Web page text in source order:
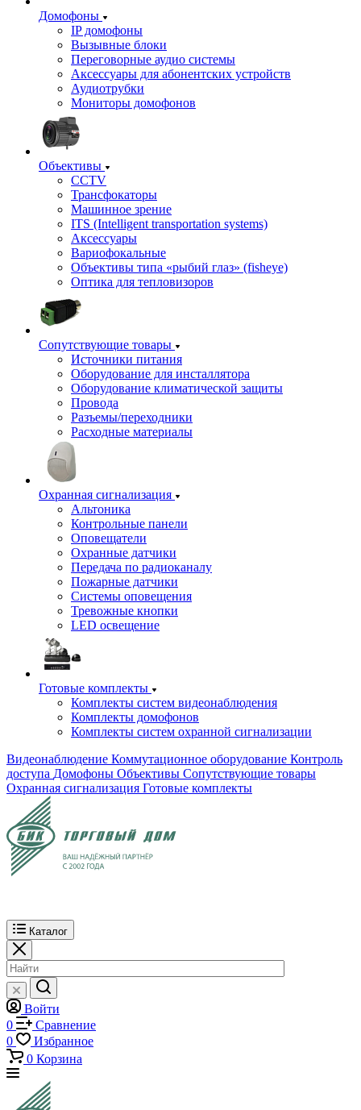
Домофоны
IP домофоны
Вызывные блоки
Переговорные аудио системы
Аксессуары для абонентских устройств
Аудиотрубки
Мониторы домофонов
Объективы
CCTV
Трансфокаторы
Машинное зрение
ITS (Intelligent transportation systems)
Аксессуары
Вариофокальные
Объективы типа «рыбий глаз» (fisheye)
Оптика для тепловизоров
Сопутствующие товары
Источники питания
Оборудование для инсталлятора
Оборудование климатической защиты
Провода
Разъемы/переходники
Расходные материалы
Охранная сигнализация
Альтоника
Контрольные панели
Оповещатели
Охранные датчики
Передача по радиоканалу
Пожарные датчики
Системы оповещения
Тревожные кнопки
LED освещение
Готовые комплекты
Комплекты систем видеонаблюдения
Комплекты домофонов
Комплекты систем охранной сигнализации
Видеонаблюдение Коммутационное оборудование Контроль
доступа Домофоны Объективы Сопутствующие товары
Охранная сигнализация Готовые комплекты
Каталог
Войти
0
Сравнение
0
Избранное
0 Корзина